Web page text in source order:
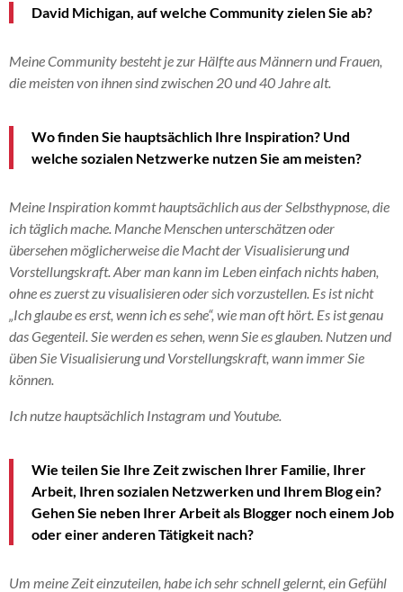
David Michigan, auf welche Community zielen Sie ab?
Meine Community besteht je zur Hälfte aus Männern und Frauen,
die meisten von ihnen sind zwischen 20 und 40 Jahre alt.
Wo finden Sie hauptsächlich Ihre Inspiration? Und
welche sozialen Netzwerke nutzen Sie am meisten?
Meine Inspiration kommt hauptsächlich aus der Selbsthypnose, die
ich täglich mache. Manche Menschen unterschätzen oder
übersehen möglicherweise die Macht der Visualisierung und
Vorstellungskraft. Aber man kann im Leben einfach nichts haben,
ohne es zuerst zu visualisieren oder sich vorzustellen. Es ist nicht
„Ich glaube es erst, wenn ich es sehe“, wie man oft hört. Es ist genau
das Gegenteil. Sie werden es sehen, wenn Sie es glauben. Nutzen und
üben Sie Visualisierung und Vorstellungskraft, wann immer Sie
können.
Ich nutze hauptsächlich Instagram und Youtube.
Wie teilen Sie Ihre Zeit zwischen Ihrer Familie, Ihrer
Arbeit, Ihren sozialen Netzwerken und Ihrem Blog ein?
Gehen Sie neben Ihrer Arbeit als Blogger noch einem Job
oder einer anderen Tätigkeit nach?
Um meine Zeit einzuteilen, habe ich sehr schnell gelernt, ein Gefühl